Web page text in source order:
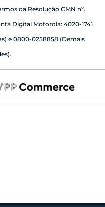
da Resolução CMN nº.
Digital Motorola: 4020-1741
e 0800-0258858 (Demais